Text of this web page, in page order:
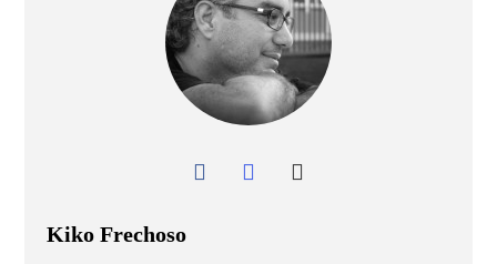
Kiko Frechoso